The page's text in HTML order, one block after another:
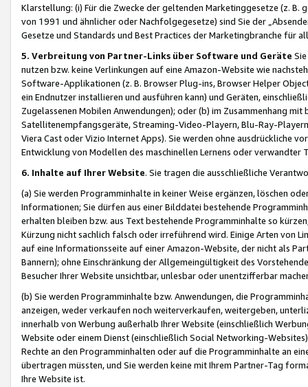
Klarstellung: (i) Für die Zwecke der geltenden Marketinggesetze (z. B.
von 1991 und ähnlicher oder Nachfolgegesetze) sind Sie der
Gesetze und Standards und Best Practices der Marketingbranche für
5. Verbreitung von Partner-Links über Software und Geräte
nutzen bzw. keine Verlinkungen auf eine Amazon-Website wie
Software-Applikationen (z. B. Browser Plug-ins, Browser Helper
ein Endnutzer installieren und ausführen kann) und Geräten,
Zugelassenen Mobilen Anwendungen); oder (b) im Zusammenhang
Satellitenempfangsgeräte, Streaming-Video-Playern, Blu-Ray-
Viera Cast oder Vizio Internet Apps). Sie werden ohne ausdrückliche
Entwicklung von Modellen des maschinellen Lernens oder
6. Inhalte auf Ihrer Website. Sie tragen die ausschließliche
(a) Sie werden Programminhalte in keiner Weise ergänzen, löschen
Informationen; Sie dürfen aus einer Bilddatei bestehende
erhalten bleiben bzw. aus Text bestehende Programminhalte so
Kürzung nicht sachlich falsch oder irreführend wird. Einige Arten von
auf eine Informationsseite auf einer Amazon-Website, der nicht als
Bannern); ohne Einschränkung der Allgemeingültigkeit des
Besucher Ihrer Website unsichtbar, unlesbar oder unentzifferbar
(b) Sie werden Programminhalte bzw. Anwendungen, die
anzeigen, weder verkaufen noch weiterverkaufen, weitergeben,
innerhalb von Werbung außerhalb Ihrer Website (einschließlich
Website oder einem Dienst (einschließlich Social Networking-
Rechte an den Programminhalten oder auf die Programminhalte an
übertragen müssten, und Sie werden keine mit Ihrem Partner-Tag
Ihre Website ist.